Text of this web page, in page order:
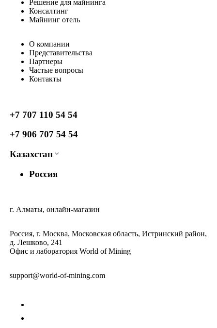
Решение для майнинга
Консалтинг
Майнинг отель
О компании
Представительства
Партнеры
Частые вопросы
Контакты
+7 707 110 54 54
+7 906 707 54 54
Казахстан
Россия
г. Алматы, онлайн-магазин
Россия, г. Москва, Московская область, Истринский район,
д. Лешково, 241
Офис и лаборатория World of Mining
support@world-of-mining.com